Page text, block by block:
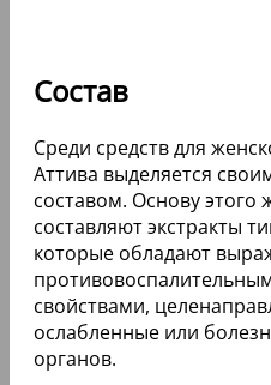
Состав
Среди средств для
Аттива выделяется
составом. Основу этого
составляют экстракты
которые обладают
свойствами,
ослабленные или
органов.